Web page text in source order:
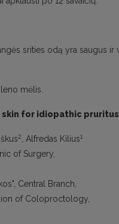
srities odą yra saugus ir
mėlis.
for idiopathic
2, Alfredas Kilius1
of Surgery,
Central Branch,
of Coloproctology,